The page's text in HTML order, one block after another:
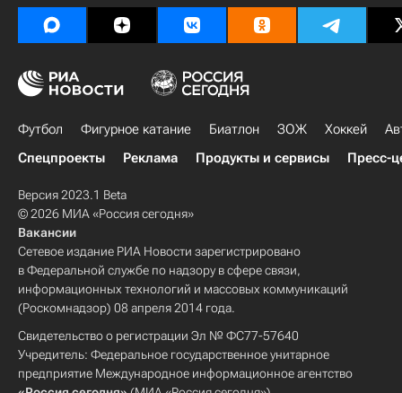
Футбол Фигурное катание Биатлон ЗОЖ Хоккей
Спецпроекты
Реклама Продукты и сервисы Пресс-
Версия 2023.1 Beta
© 2026 МИА «Россия сегодня»
Вакансии
Сетевое издание РИА Новости зарегистрировано
в Федеральной службе по надзору в сфере связи,
информационных технологий и массовых коммуникаций
(Роскомнадзор) 08 апреля 2014 года.
Свидетельство о регистрации Эл № ФС77-57640
Учредитель: Федеральное государственное унитарное
предприятие Международное информационное агентство